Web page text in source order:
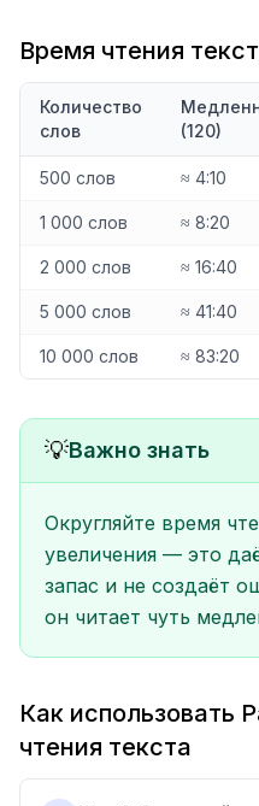
Время чтения
Количество
слов
(120)
500 слов ≈ 4:10
1 000 слов ≈ 8:20
2 000 слов ≈ 16:40
5 000 слов ≈ 41:40
10 000 слов ≈ 83:20
💡Важно знать
Округляйте время
увеличения — это
запас и не создаёт
он читает чуть
Как использовать
чтения текста